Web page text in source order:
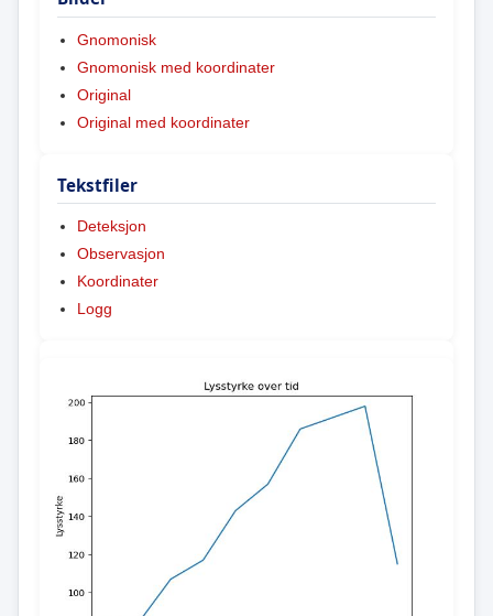
Gnomonisk
Gnomonisk med koordinater
Original
Original med koordinater
Tekstfiler
Deteksjon
Observasjon
Koordinater
Logg